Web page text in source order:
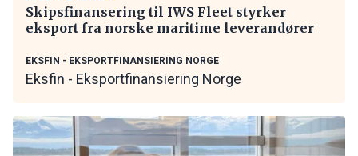
Skipsfinansering til IWS Fleet styrker
eksport fra norske maritime leverandører
EKSFIN - EKSPORTFINANSIERING NORGE
Eksfin - Eksportfinansiering Norge